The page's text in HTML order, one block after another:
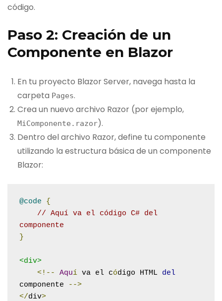
código.
Paso 2: Creación de un
Componente en Blazor
En tu proyecto Blazor Server, navega hasta la
carpeta Pages.
Crea un nuevo archivo Razor (por ejemplo,
MiComponente . razor).
Dentro del archivo Razor, define tu componente
utilizando la estructura básica de un componente
Blazor:
@code
{
// Aquí va el código C# del
componente
}
<div>
<!--
Aquí va el código HTML del
componente
-->
</div>